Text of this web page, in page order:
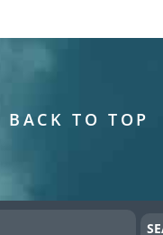
BACK TO TOP